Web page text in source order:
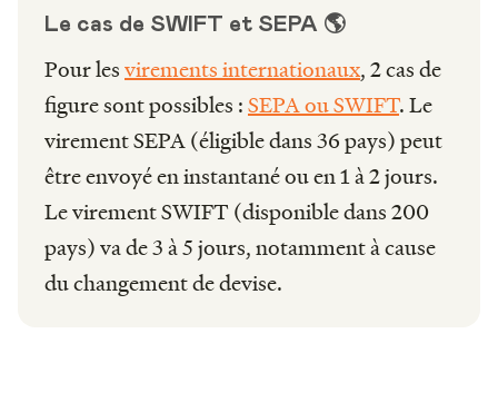
Le cas de SWIFT et SEPA 🌎
Pour lesvirements internationaux, 2 cas de
figure sont possibles :SEPA ou SWIFT. Le
virement SEPA (éligible dans 36 pays) peut
être envoyé en instantané ou en 1 à 2 jours.
Le virement SWIFT (disponible dans 200
pays) va de 3 à 5 jours, notamment à cause
du changement de devise.